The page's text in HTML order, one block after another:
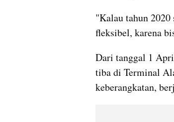
"Kalau tahun 2020
fleksibel, karena
Dari tanggal 1
tiba di Terminal
keberangkatan,